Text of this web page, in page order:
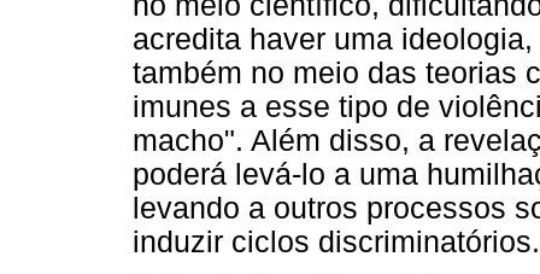
acredita haver uma
também no meio das teorias
imunes a esse tipo de
macho". Além disso, a
poderá levá-lo a uma
levando a outros processos
induzir ciclos discriminatórios.